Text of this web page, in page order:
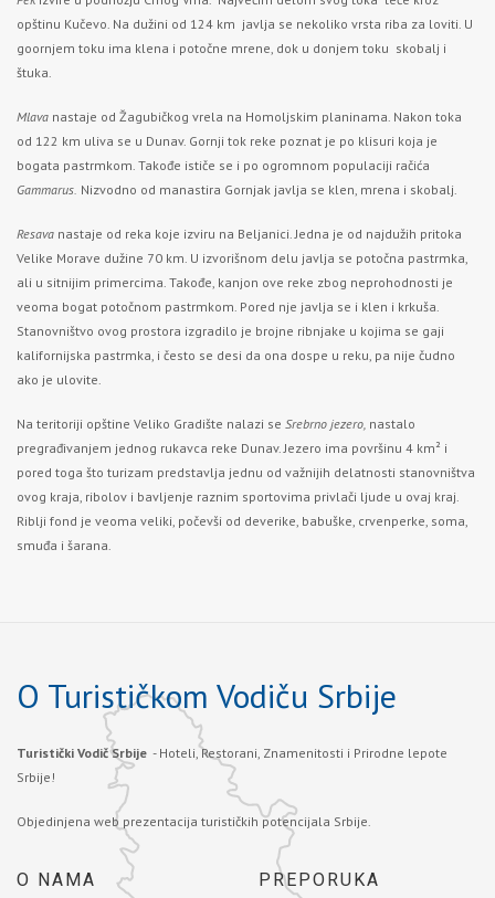
opštinu Kučevo. Na dužini od 124 km javlja se nekoliko vrsta riba za loviti. U
goornjem toku ima klena i potočne mrene, dok u donjem toku skobalj i
štuka.
Mlava nastaje od Žagubičkog vrela na Homoljskim planinama. Nakon toka
od 122 km uliva se u Dunav. Gornji tok reke poznat je po klisuri koja je
bogata pastrmkom. Takođe ističe se i po ogromnom populaciji račića
Gammarus. Nizvodno od manastira Gornjak javlja se klen, mrena i skobalj.
Resava nastaje od reka koje izviru na Beljanici. Jedna je od najdužih pritoka
Velike Morave dužine 70 km. U izvorišnom delu javlja se potočna pastrmka,
ali u sitnijim primercima. Takođe, kanjon ove reke zbog neprohodnosti je
veoma bogat potočnom pastrmkom. Pored nje javlja se i klen i krkuša.
Stanovništvo ovog prostora izgradilo je brojne ribnjake u kojima se gaji
kalifornijska pastrmka, i često se desi da ona dospe u reku, pa nije čudno
ako je ulovite.
Na teritoriji opštine Veliko Gradište nalazi se Srebrno jezero, nastalo
pregrađivanjem jednog rukavca reke Dunav. Jezero ima površinu 4 km² i
pored toga što turizam predstavlja jednu od važnijih delatnosti stanovništva
ovog kraja, ribolov i bavljenje raznim sportovima privlači ljude u ovaj kraj.
Riblji fond je veoma veliki, počevši od deverike, babuške, crvenperke, soma,
smuđa i šarana.
O Turističkom Vodiču Srbije
Turistički Vodič Srbije - Hoteli, Restorani, Znamenitosti i Prirodne lepote
Srbije!
Objedinjena web prezentacija turističkih potencijala Srbije.
O NAMA PREPORUKA